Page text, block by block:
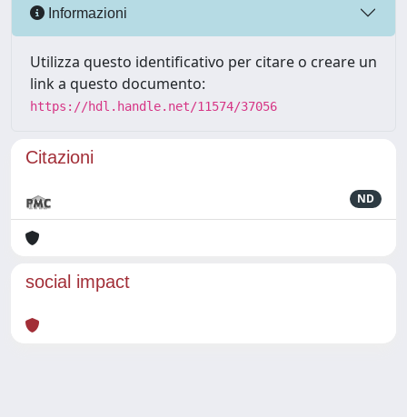
Informazioni
Utilizza questo identificativo per citare o creare un
link a questo documento:
https://hdl.handle.net/11574/37056
Citazioni
ND
social impact